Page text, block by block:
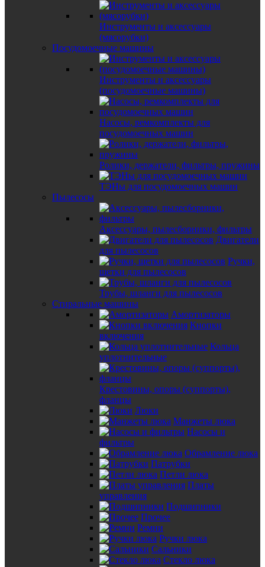
Инструменты и аксессуары
(мясорубки)
Посудомоечные машины
Инструменты и аксессуары
(посудомоечные машины)
Насосы, ремкомплекты для
посудомоечных машин
Ролики, держатели, фильтры, пружины
ТЭНы для посудомоечных машин
Пылесосы
Аксессуары, пылесборники, фильтры
Двигатели
для пылесосов
Ручки,
щетки для пылесосов
Трубы, шланги для пылесосов
Стиральные машины
Амортизаторы
Кнопки
включения
Кольца
уплотнительные
Крестовины, опоры (суппорты),
фланцы
Люки
Манжеты люка
Насосы и
фильтры
Обрамление люка
Патрубки
Петли люка
Платы
управления
Подшипники
Прочее
Ремни
Ручки люка
Сальники
Стекло люка